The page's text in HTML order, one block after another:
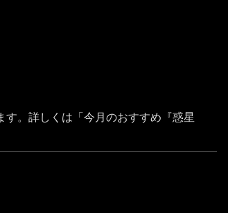
。詳しくは「今月のおすすめ『惑星